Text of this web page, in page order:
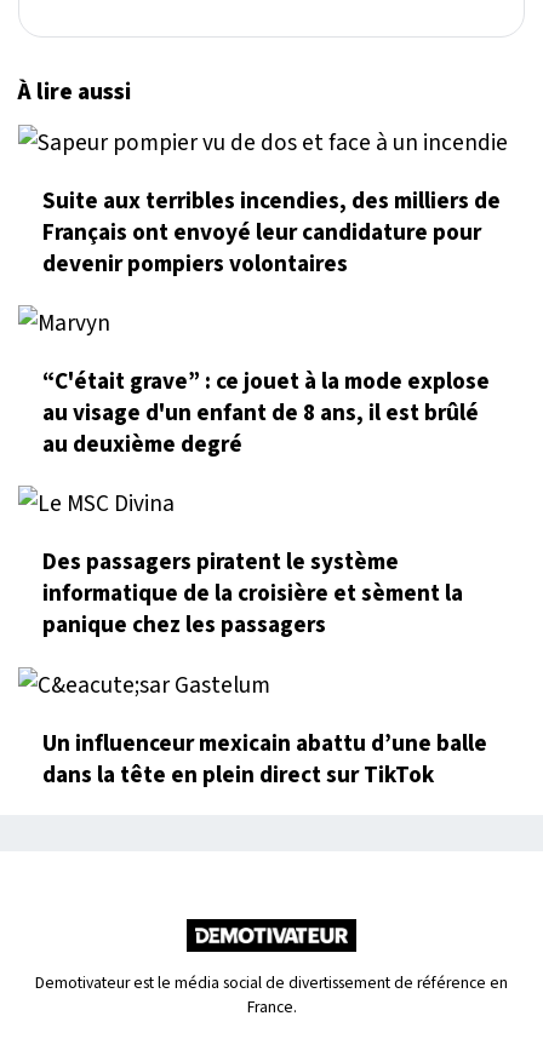
À lire aussi
Suite aux terribles incendies, des milliers de
Français ont envoyé leur candidature pour
devenir pompiers volontaires
“C'était grave” : ce jouet à la mode explose
au visage d'un enfant de 8 ans, il est brûlé
au deuxième degré
Des passagers piratent le système
informatique de la croisière et sèment la
panique chez les passagers
Un influenceur mexicain abattu d’une balle
dans la tête en plein direct sur TikTok
Demotivateur est le média social de divertissement de référence en
France.